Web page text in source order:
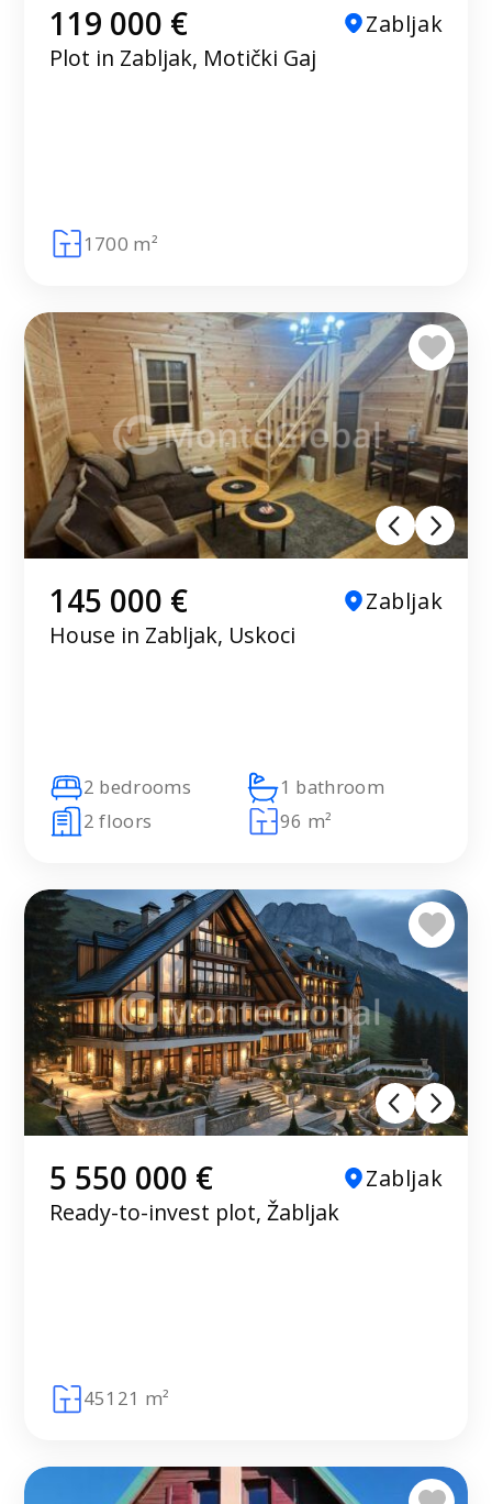
119 000 €
Zabljak
Plot in Zabljak, Motički Gaj
1700 m²
145 000 €
Zabljak
House in Zabljak, Uskoci
2 bedrooms
1 bathroom
2 floors
96 m²
5 550 000 €
Zabljak
Ready-to-invest plot, Žabljak
45121 m²